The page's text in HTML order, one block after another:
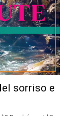
sorriso e